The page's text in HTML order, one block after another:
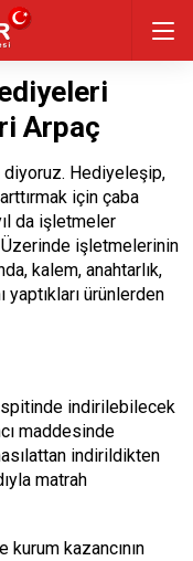
Arpaç
diyoruz. Hediyeleşip,
için çaba
da işletmeler
Üzerinde işletmelerinin
kalem, anahtarlık,
yaptıkları ürünlerden
indirilebilecek
maddesinde
indirildikten
matrah
kurum kazancının